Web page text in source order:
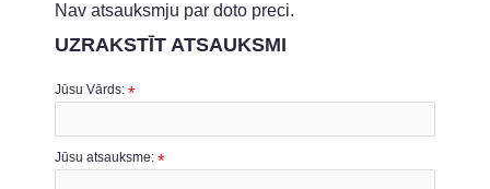
Nav atsauksmju par doto preci.
UZRAKSTĪT ATSAUKSMI
Jūsu Vārds:
Jūsu atsauksme: